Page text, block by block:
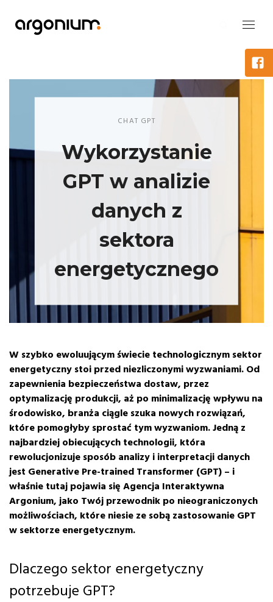
CHAT GPT
Wykorzystanie
GPT w analizie
danych z
sektora
energetycznego
W szybko ewoluującym świecie technologicznym sektor
energetyczny stoi przed niezliczonymi wyzwaniami. Od
zapewnienia bezpieczeństwa dostaw, przez
optymalizację produkcji, aż po minimalizację wpływu na
środowisko, branża ciągle szuka nowych rozwiązań,
które pomogłyby sprostać tym wyzwaniom. Jedną z
najbardziej obiecujących technologii, która
rewolucjonizuje sposób analizy i interpretacji danych
jest Generative Pre-trained Transformer (GPT) – i
właśnie tutaj pojawia się Agencja Interaktywna
Argonium, jako Twój przewodnik po nieograniczonych
możliwościach, które niesie ze sobą zastosowanie GPT
w sektorze energetycznym.
Dlaczego sektor energetyczny
potrzebuje GPT?